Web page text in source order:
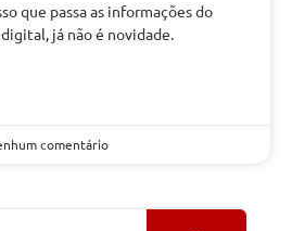
que passa as informações do
já não é novidade.
comentário